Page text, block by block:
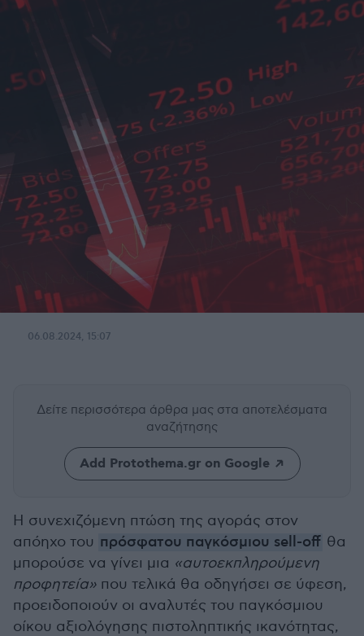
06.08.2024, 15:07
Δείτε περισσότερα άρθρα μας στα αποτελέσματα
αναζήτησης
Add Protothema.gr on Google
Η συνεχιζόμενη πτώση της αγοράς στον
απόηχο του πρόσφατου παγκόσμιου sell-off θα
μπορούσε να γίνει μια «αυτοεκπληρούμενη
προφητεία» που τελικά θα οδηγήσει σε ύφεση,
προειδοποιούν οι αναλυτές του παγκόσμιου
οίκου αξιολόγησης πιστοληπτικής ικανότητας,